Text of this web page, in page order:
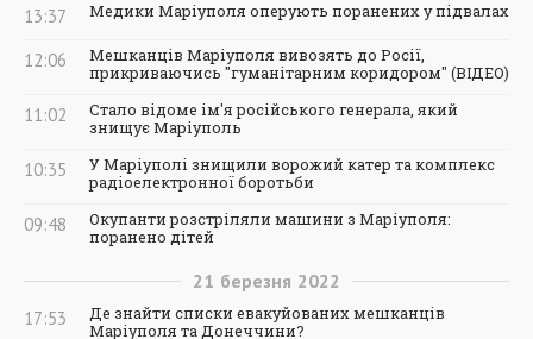
13:37 Медики Маріуполя оперують поранених у підвалах
12:06
Мешканців Маріуполя вивозять до Росії,
прикриваючись "гуманітарним коридором" (ВІДЕО)
11:02
Стало відоме ім'я російського генерала, який
знищує Маріуполь
10:35
У Маріуполі знищили ворожий катер та комплекс
радіоелектронної боротьби
09:48
Окупанти розстріляли машини з Маріуполя:
поранено дітей
21 березня 2022
17:53
Де знайти списки евакуйованих мешканців
Маріуполя та Донеччини?